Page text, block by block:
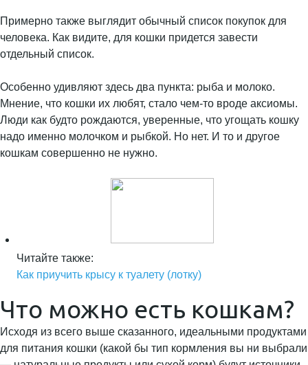
Примерно также выглядит обычный список покупок для
человека. Как видите, для кошки придется завести
отдельный список.
Особенно удивляют здесь два пункта: рыба и молоко.
Мнение, что кошки их любят, стало чем-то вроде аксиомы.
Люди как будто рождаются, уверенные, что угощать кошку
надо именно молочком и рыбкой. Но нет. И то и другое
кошкам совершенно не нужно.
Читайте также:
Как приучить крысу к туалету (лотку)
Что можно есть кошкам?
Исходя из всего выше сказанного, идеальными продуктами
для питания кошки (какой бы тип кормления вы ни выбрали